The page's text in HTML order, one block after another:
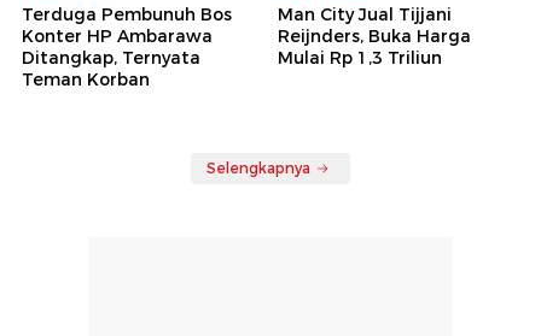
Terduga Pembunuh Bos
Konter HP Ambarawa
Ditangkap, Ternyata
Teman Korban
Man City Jual Tijjani
Reijnders, Buka Harga
Mulai Rp 1,3 Triliun
Selengkapnya